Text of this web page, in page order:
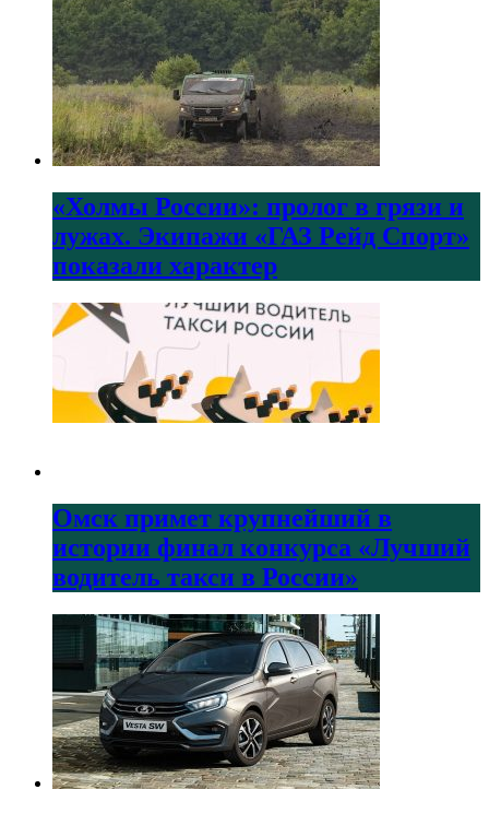
«Холмы России»: пролог в грязи и
лужах. Экипажи «ГАЗ Рейд Спорт»
показали характер
Омск примет крупнейший в
истории финал конкурса «Лучший
водитель такси в России»